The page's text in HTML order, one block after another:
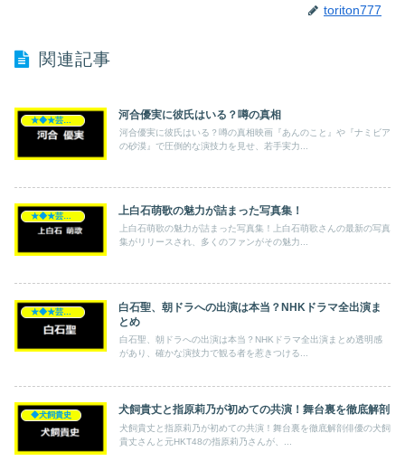
toriton777
関連記事
河合優実に彼氏はいる？噂の真相
河合優実に彼氏はいる？噂の真相映画『あんのこと』や『ナミビア
の砂漠』で圧倒的な演技力を見せ、若手実力...
上白石萌歌の魅力が詰まった写真集！
上白石萌歌の魅力が詰まった写真集！上白石萌歌さんの最新の写真
集がリリースされ、多くのファンがその魅力...
白石聖、朝ドラへの出演は本当？NHKドラマ全出演ま
とめ
白石聖、朝ドラへの出演は本当？NHKドラマ全出演まとめ透明感
があり、確かな演技力で観る者を惹きつける...
◆犬飼貴史 犬飼貴丈と指原莉乃が初めての共演！舞台裏を徹底解剖
犬飼貴丈と指原莉乃が初めての共演！舞台裏を徹底解剖俳優の犬飼
貴丈さんと元HKT48の指原莉乃さんが、...